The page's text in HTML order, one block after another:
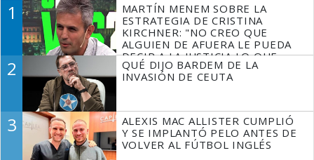
1
MARTÍN MENEM SOBRE LA
ESTRATEGIA DE CRISTINA
KIRCHNER: "NO CREO QUE
ALGUIEN DE AFUERA LE PUEDA
DECIR A LA JUSTICIA LO QUE
TIENE QUE HACER"
2
QUÉ DIJO BARDEM DE LA
INVASIÓN DE CEUTA
3
ALEXIS MAC ALLISTER CUMPLIÓ
Y SE IMPLANTÓ PELO ANTES DE
VOLVER AL FÚTBOL INGLÉS